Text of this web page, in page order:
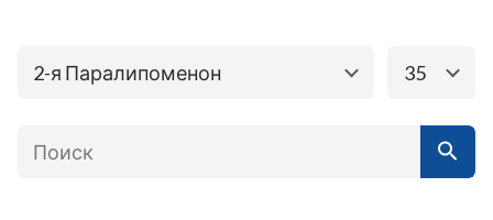
2-я Паралипоменон
Второзаконие Иисус Навин 35